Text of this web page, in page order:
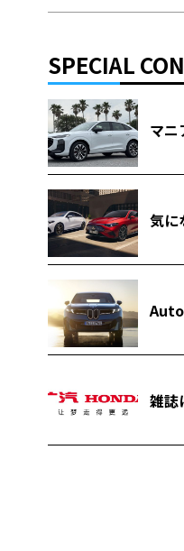
SPECIAL
マニ
気に
雑誌